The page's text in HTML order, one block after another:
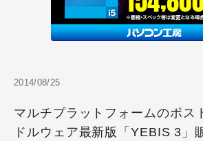
2014/08/25
マルチプラットフォームのポス
ドルウェア最新版「YEBIS 3」